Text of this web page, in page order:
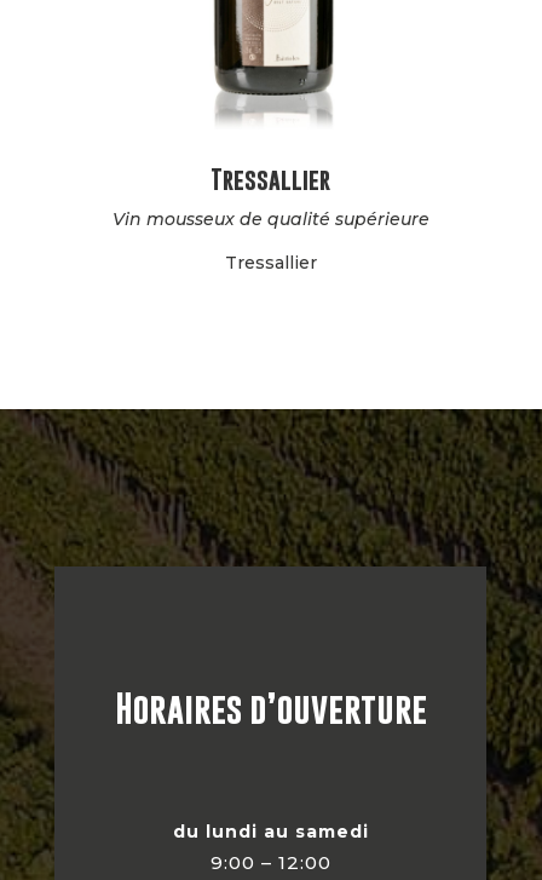
Tressallier
Vin mousseux de qualité supérieure
Tressallier
Horaires d’ouverture
du lundi au samedi
9:00 – 12:00